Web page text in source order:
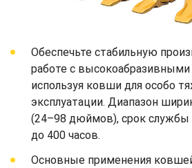
Обеспечьте стабильную
работе с
используя ковши для особо
эксплуатации. Диапазон
(24–98 дюймов), срок службы
до 400 часов.
Основные применения